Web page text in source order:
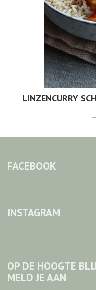
LINZENCURRY
FACEBOOK
INSTAGRAM
OP DE HOOGTE
MELD JE AAN